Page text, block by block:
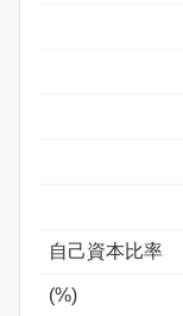
自己資本比率
(%)